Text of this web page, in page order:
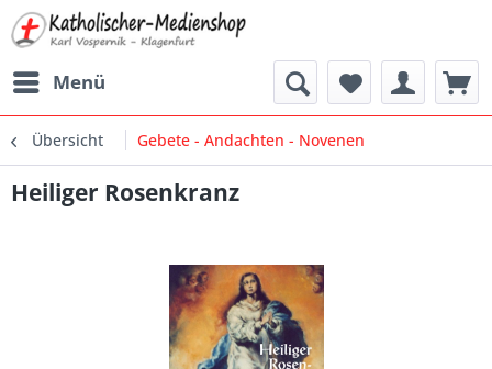
Menü
Übersicht Gebete - Andachten - Novenen
Heiliger Rosenkranz